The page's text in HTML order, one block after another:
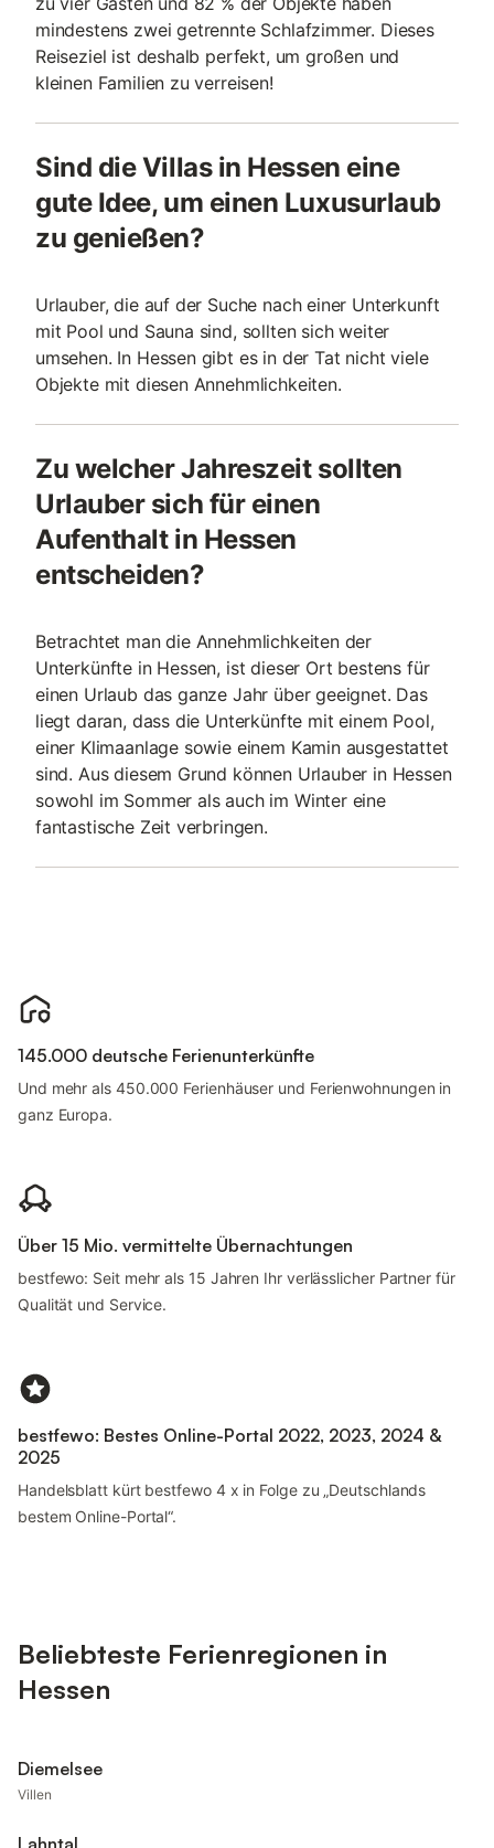
mindestens zwei getrennte Schlafzimmer. Dieses
Reiseziel ist deshalb perfekt, um großen und
kleinen Familien zu verreisen!
Sind die Villas in Hessen eine
gute Idee, um einen Luxusurlaub
zu genießen?
Urlauber, die auf der Suche nach einer Unterkunft
mit Pool und Sauna sind, sollten sich weiter
umsehen. In Hessen gibt es in der Tat nicht viele
Objekte mit diesen Annehmlichkeiten.
Zu welcher Jahreszeit sollten
Urlauber sich für einen
Aufenthalt in Hessen
entscheiden?
Betrachtet man die Annehmlichkeiten der
Unterkünfte in Hessen, ist dieser Ort bestens für
einen Urlaub das ganze Jahr über geeignet. Das
liegt daran, dass die Unterkünfte mit einem Pool,
einer Klimaanlage sowie einem Kamin ausgestattet
sind. Aus diesem Grund können Urlauber in Hessen
sowohl im Sommer als auch im Winter eine
fantastische Zeit verbringen.
145.000 deutsche Ferienunterkünfte
Und mehr als 450.000 Ferienhäuser und Ferienwohnungen in
ganz Europa.
Über 15 Mio. vermittelte Übernachtungen
bestfewo: Seit mehr als 15 Jahren Ihr verlässlicher Partner für
Qualität und Service.
bestfewo: Bestes Online-Portal 2022, 2023, 2024 &
2025
Handelsblatt kürt bestfewo 4 x in Folge zu „Deutschlands
bestem Online-Portal“.
Beliebteste Ferienregionen in
Hessen
Diemelsee
Villen
Lahntal